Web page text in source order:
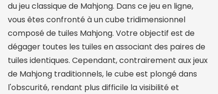
du jeu classique de Mahjong. Dans ce jeu en ligne,
vous êtes confronté à un cube tridimensionnel
composé de tuiles Mahjong. Votre objectif est de
dégager toutes les tuiles en associant des paires de
tuiles identiques. Cependant, contrairement aux jeux
de Mahjong traditionnels, le cube est plongé dans
l'obscurité, rendant plus difficile la visibilité et